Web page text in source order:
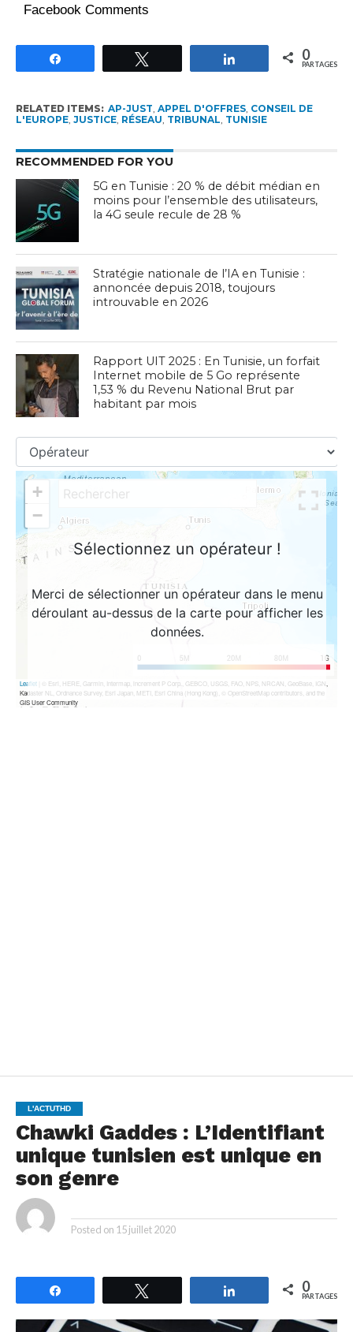
Facebook Comments
Partagez 0
PARTAGES
RELATED ITEMS: AP-JUST, APPEL D'OFFRES, CONSEIL DE
L'EUROPE, JUSTICE, RÉSEAU, TRIBUNAL, TUNISIE
RECOMMENDED FOR YOU
5G en Tunisie : 20 % de débit médian en
moins pour l’ensemble des utilisateurs,
la 4G seule recule de 28 %
Stratégie nationale de l’IA en Tunisie :
annoncée depuis 2018, toujours
introuvable en 2026
Rapport UIT 2025 : En Tunisie, un forfait
Internet mobile de 5 Go représente
1,53 % du Revenu National Brut par
habitant par mois
L'ACTUTHD
Chawki Gaddes : L’Identifiant
unique tunisien est unique en
son genre
Posted on 15 juillet 2020
Partagez 0
PARTAGES